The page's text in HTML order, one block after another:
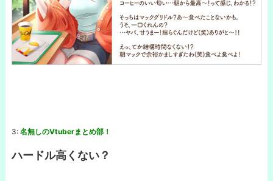
3: 名無しのVtuberまとめ部！
ハードル高くない？